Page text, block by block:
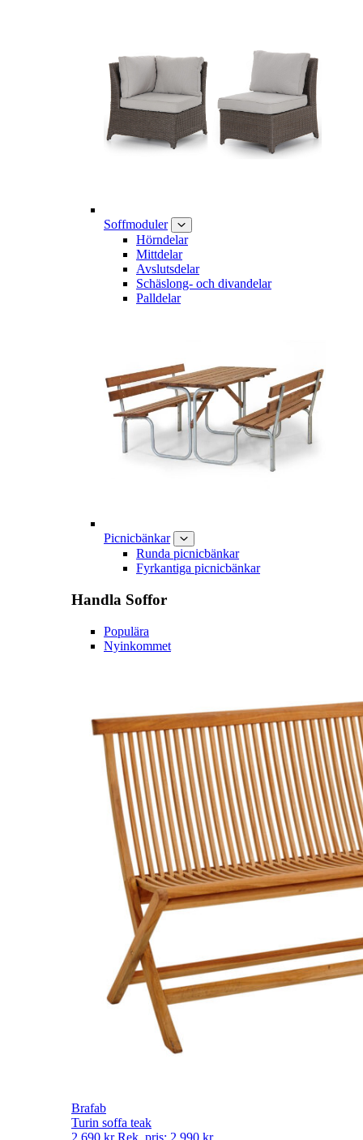
Soffmoduler
Hörndelar
Mittdelar
Avslutsdelar
Schäslong- och divandelar
Palldelar
Picnicbänkar
Runda picnicbänkar
Fyrkantiga picnicbänkar
Handla Soffor
Populära
Nyinkommet
Brafab
Turin soffa teak
2 690 kr Rek. pris: 2 990 kr